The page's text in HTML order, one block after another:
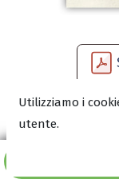
Utilizziamo i
utente.